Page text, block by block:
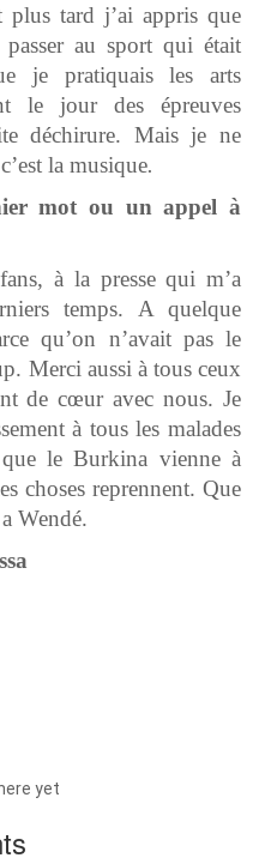
plus tard j’ai appris que
au sport qui était
je pratiquais les arts
le jour des épreuves
déchirure. Mais je ne
la musique.
mot ou un appel à
à la presse qui m’a
temps. A quelque
qu’on n’avait pas le
Merci aussi à tous ceux
de cœur avec nous. Je
à tous les malades
le Burkina vienne à
choses reprennent. Que
Wendé.
yet